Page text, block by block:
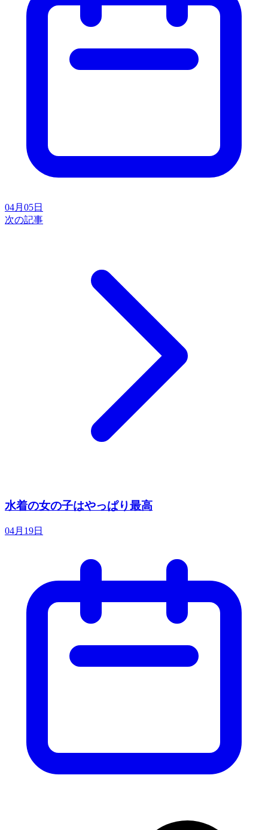
04月05日
次の記事
水着の女の子はやっぱり最高
04月19日